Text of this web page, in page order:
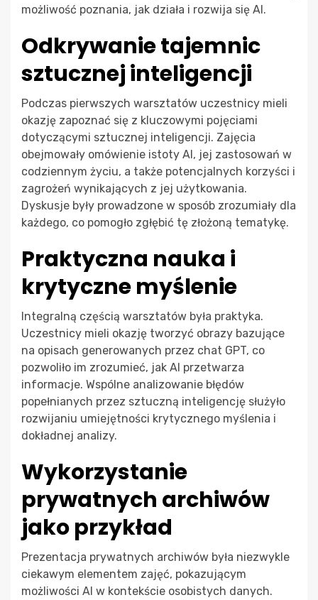
możliwość poznania, jak działa i rozwija się AI.
Odkrywanie tajemnic
sztucznej inteligencji
Podczas pierwszych warsztatów uczestnicy mieli
okazję zapoznać się z kluczowymi pojęciami
dotyczącymi sztucznej inteligencji. Zajęcia
obejmowały omówienie istoty AI, jej zastosowań w
codziennym życiu, a także potencjalnych korzyści i
zagrożeń wynikających z jej użytkowania.
Dyskusje były prowadzone w sposób zrozumiały dla
każdego, co pomogło zgłębić tę złożoną tematykę.
Praktyczna nauka i
krytyczne myślenie
Integralną częścią warsztatów była praktyka.
Uczestnicy mieli okazję tworzyć obrazy bazujące
na opisach generowanych przez chat GPT, co
pozwoliło im zrozumieć, jak AI przetwarza
informacje. Wspólne analizowanie błędów
popełnianych przez sztuczną inteligencję służyło
rozwijaniu umiejętności krytycznego myślenia i
dokładnej analizy.
Wykorzystanie
prywatnych archiwów
jako przykład
Prezentacja prywatnych archiwów była niezwykle
ciekawym elementem zajęć, pokazującym
możliwości AI w kontekście osobistych danych.